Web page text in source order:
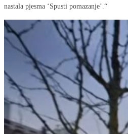
nastala pjesma ‘Spusti pomazanje’.“